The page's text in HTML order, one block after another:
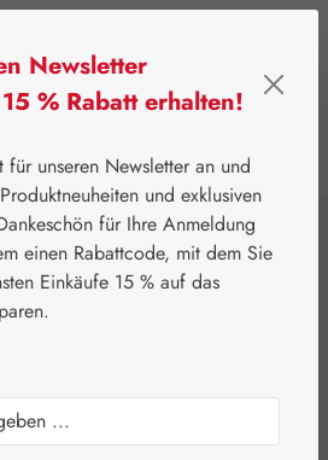
Pharma Augen
mg GPH
Newsletter
% Rabatt erhalten!
unseren Newsletter an und
und exklusiven
für Ihre Anmeldung
einen Rabattcode, mit dem Sie
Einkäufe 15 % auf das